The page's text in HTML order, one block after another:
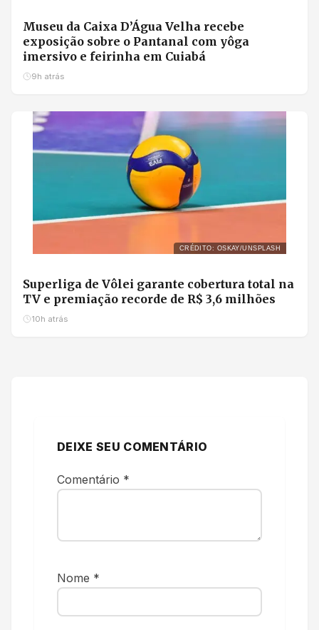
Museu da Caixa D’Água Velha recebe
exposição sobre o Pantanal com yôga
imersivo e feirinha em Cuiabá
9h atrás
CRÉDITO: OSKAY/UNSPLASH
Superliga de Vôlei garante cobertura total na
TV e premiação recorde de R$ 3,6 milhões
10h atrás
DEIXE SEU COMENTÁRIO
Comentário *
Nome *